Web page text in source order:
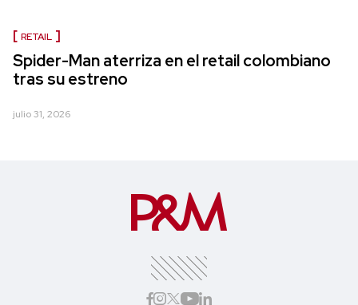
RETAIL
Spider-Man aterriza en el retail colombiano
tras su estreno
julio 31, 2026